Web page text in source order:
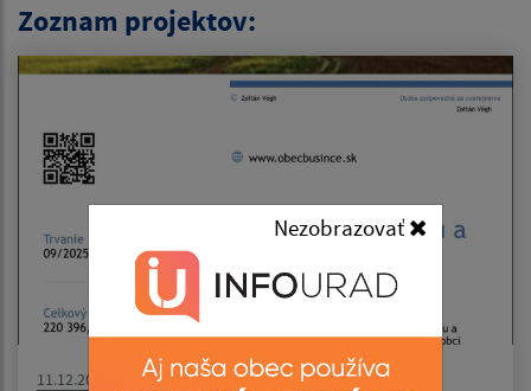
Nezobrazovať
Zoznam projektov:
11.12.2025